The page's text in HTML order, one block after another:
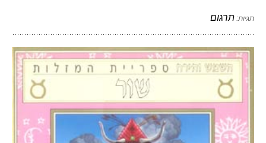
תגיות: תרגום